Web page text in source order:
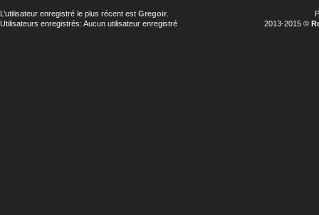
L’utilisateur enregistré le plus récent est Gregoir
Utilisateurs enregistrés: Aucun utilisateur enregistré
2013-2015 ©